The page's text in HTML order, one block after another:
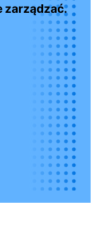
zarządzać.